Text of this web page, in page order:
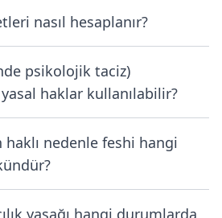
nasıl hesaplanır?
psikolojik taciz)
haklar kullanılabilir?
nedenle feshi hangi
yasağı hangi durumlarda